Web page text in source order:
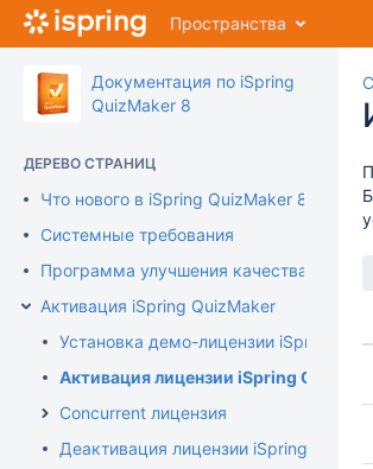
Перейти
содержимому
assistive.skiplink.to.breadcrumbs
assistive.skiplink.to.quick.search
Пространства
Документация по iSpring
QuizMaker 8
ДЕРЕВО СТРАНИЦ
Что нового в iSpring QuizMaker 8
Системные требования
Программа улучшения качества
Активация iSpring QuizMaker
Установка демо-лицензии iSpring
Активация лицензии iSpring
Concurrent лицензия
Деактивация лицензии iSpring